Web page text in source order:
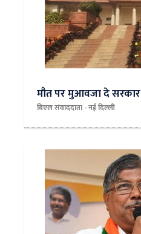
मौत पर मुआवजा दे सरकार
बिएल संवाददाता - नई दिल्‍ली